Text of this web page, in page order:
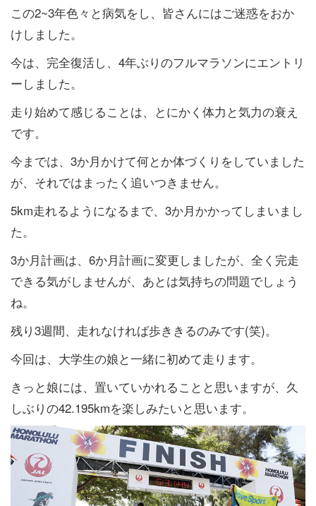
この2~3年色々と病気をし、皆さんにはご迷惑をおか
けしました。
今は、完全復活し、4年ぶりのフルマラソンにエントリ
ーしました。
走り始めて感じることは、とにかく体力と気力の衰え
です。
今までは、3か月かけて何とか体づくりをしていました
が、それではまったく追いつきません。
5km走れるようになるまで、3か月かかってしまいまし
た。
3か月計画は、6か月計画に変更しましたが、全く完走
できる気がしませんが、あとは気持ちの問題でしょう
ね。
残り3週間、走れなければ歩ききるのみです(笑)。
今回は、大学生の娘と一緒に初めて走ります。
きっと娘には、置いていかれることと思いますが、久
しぶりの42.195kmを楽しみたいと思います。